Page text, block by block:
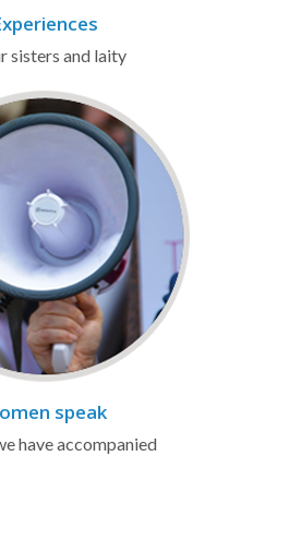
sisters and laity
speak
have accompanied